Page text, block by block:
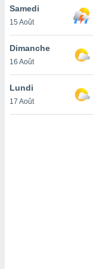
en
de
Samedi
15 Août
Dimanche
16 Août
Lundi
17 Août